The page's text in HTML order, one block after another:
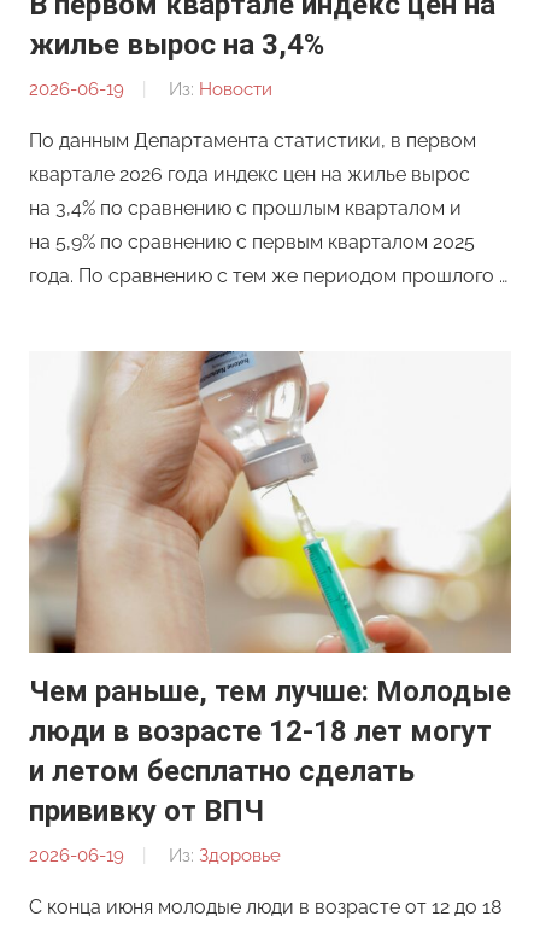
жилье вырос на 3,4%
2026-06-19
От:
Из: Новости
По данным Департамента статистики, в первом
квартале 2026 года индекс цен на жилье вырос
на 3,4% по сравнению с прошлым кварталом и
на 5,9% по сравнению с первым кварталом 2025
года. По сравнению с тем же периодом прошлого …
Чем раньше, тем лучше: Молодые
люди в возрасте 12-18 лет могут
и летом бесплатно сделать
прививку от ВПЧ
2026-06-19
От:
Из: Здоровье
С конца июня молодые люди в возрасте от 12 до 18